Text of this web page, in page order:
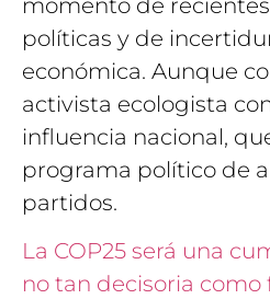
momento de
políticas y de
económica. Aunque
activista ecologista
influencia nacional,
programa político de
partidos.
La COP25 será una
no tan decisoria como